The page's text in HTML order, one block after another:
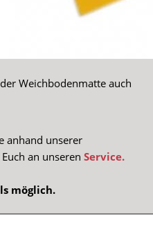
Weichbodenmatte auch
anhand unserer
an unserenService.
möglich.